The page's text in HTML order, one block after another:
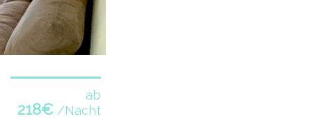
ab
218€ /Nacht